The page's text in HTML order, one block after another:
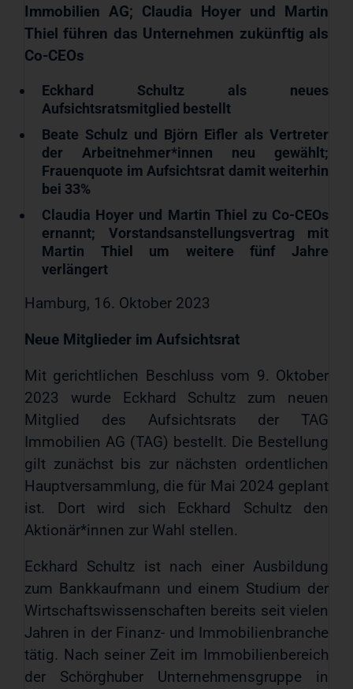
Immobilien AG; Claudia Hoyer und Martin
Thiel führen das Unternehmen zukünftig als
Co-CEOs
Eckhard Schultz als neues
Aufsichtsratsmitglied bestellt
Beate Schulz und Björn Eifler als Vertreter
der Arbeitnehmer*innen neu gewählt;
Frauenquote im Aufsichtsrat damit weiterhin
bei 33%
Claudia Hoyer und Martin Thiel zu Co-CEOs
ernannt; Vorstandsanstellungsvertrag mit
Martin Thiel um weitere fünf Jahre
verlängert
Hamburg, 16. Oktober 2023
Neue Mitglieder im Aufsichtsrat
Mit gerichtlichen Beschluss vom 9. Oktober
2023 wurde Eckhard Schultz zum neuen
Mitglied des Aufsichtsrats der TAG
Immobilien AG (TAG) bestellt. Die Bestellung
gilt zunächst bis zur nächsten ordentlichen
Hauptversammlung, die für Mai 2024 geplant
ist. Dort wird sich Eckhard Schultz den
Aktionär*innen zur Wahl stellen.
Eckhard Schultz ist nach einer Ausbildung
zum Bankkaufmann und einem Studium der
Wirtschaftswissenschaften bereits seit vielen
Jahren in der Finanz- und Immobilienbranche
tätig. Nach seiner Zeit im Immobilienbereich
der Schörghuber Unternehmensgruppe in